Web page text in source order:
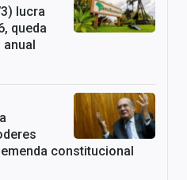
lucra
queda
anual
constitucional